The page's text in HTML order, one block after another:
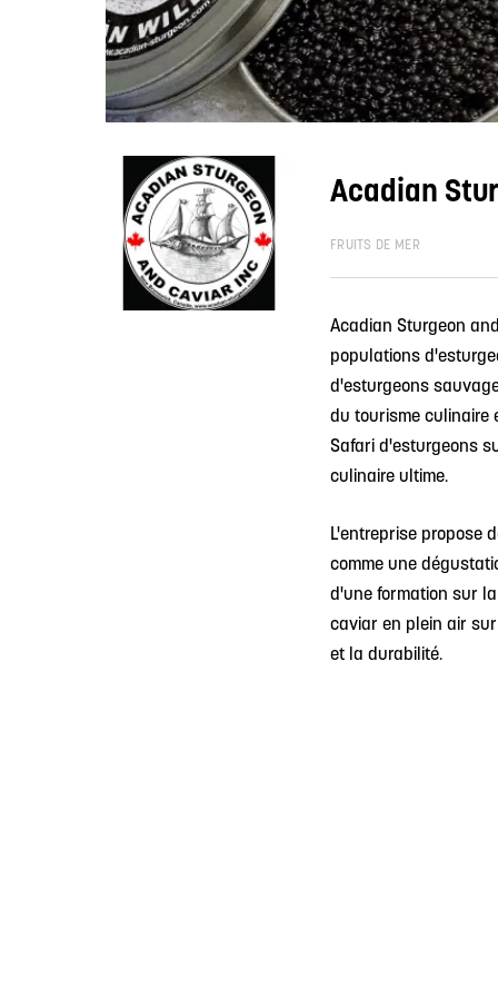
Acadian
FRUITS DE MER
Acadian Sturgeon
populations
d'esturgeons
du tourisme culinaire
Safari d'esturgeons
culinaire ultime.
L'entreprise propose
comme une
d'une formation sur
caviar en plein air
et la durabilité.